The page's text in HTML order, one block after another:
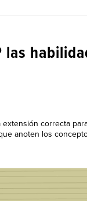
las
correcta
anoten los